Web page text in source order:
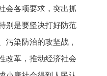
会各项要求，突出抓
别是要坚决打好防范
污染防治的攻坚战，
改革，推动经济社会